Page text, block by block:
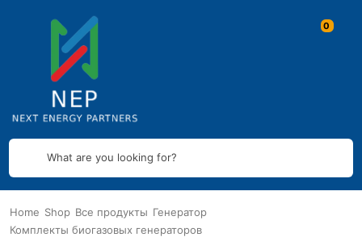
What are you looking for?
Home Shop Все продукты Генератор
Комплекты биогазовых генераторов